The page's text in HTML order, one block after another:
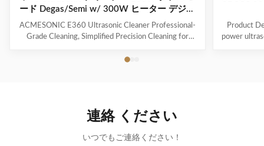
ード Degas/Semi w/ 300W ヒーター デジタ
ルタイマー ジュエリー ツール 眼鏡 玩具
ACMESONIC E360 Ultrasonic Cleaner Professional-
Grade Cleaning, Simplified Precision Cleaning for
Cleaner combines 180W ultrasonic power and dual-
efficiently while maintaining their integrity. Advanced
Product
power
連絡 ください
いつでもご連絡ください！